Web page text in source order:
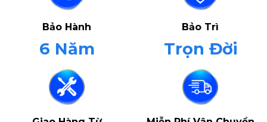
Bảo Hành
6 Năm
Bảo Trì
Trọn Đời